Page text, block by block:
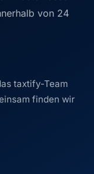
von 24
taxtify-Team
finden wir